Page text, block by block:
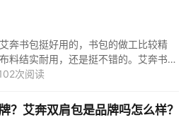
奔书包挺好用的，书包的做工比较精
料结实耐用，还是挺不错的。艾奔书包
外的一个书包品牌，在欧美比较受欢
次阅读
？艾奔双肩包是品牌吗怎么样？